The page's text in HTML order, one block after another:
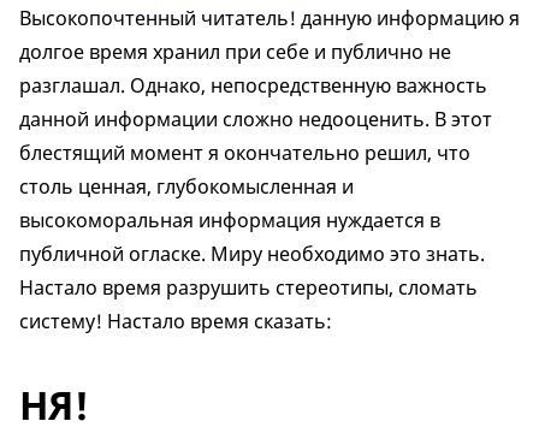
Высокопочтенный читатель! данную информацию я
долгое время хранил при себе и публично не
разглашал. Однако, непосредственную важность
данной информации сложно недооценить. В этот
блестящий момент я окончательно решил, что
столь ценная, глубокомысленная и
высокоморальная информация нуждается в
публичной огласке. Миру необходимо это знать.
Настало время разрушить стереотипы, сломать
систему! Настало время сказать:
НЯ!